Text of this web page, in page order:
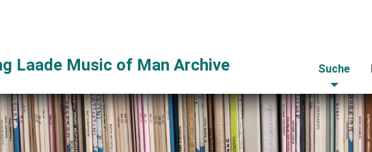
Laade Music of Man Archive Suche